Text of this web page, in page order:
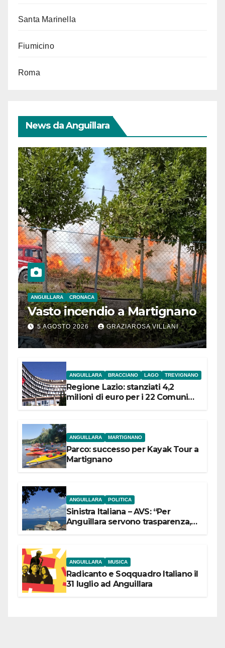
Santa Marinella
Fiumicino
Roma
News da Anguillara
ANGUILLARA CRONACA
Vasto incendio a Martignano
5 AGOSTO 2026 GRAZIAROSA VILLANI
ANGUILLARA BRACCIANO LAGO TREVIGNANO
Regione Lazio: stanziati 4,2
milioni di euro per i 22 Comuni
ANGUILLARA MARTIGNANO
Parco: successo per Kayak Tour a
Martignano
ANGUILLARA POLITICA
Sinistra Italiana – AVS: “Per
Anguillara servono trasparenza,
ANGUILLARA MUSICA
Radicanto e Soqquadro Italiano il
31 luglio ad Anguillara